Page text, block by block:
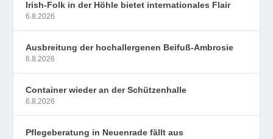
Irish-Folk in der Höhle bietet internationales Flair
6.8.2026
Ausbreitung der hochallergenen Beifuß-Ambrosie
6.8.2026
Container wieder an der Schützenhalle
6.8.2026
Pflegeberatung in Neuenrade fällt aus